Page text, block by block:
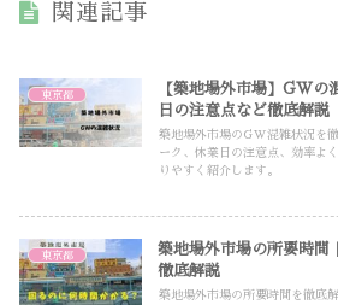
関連記事
東京都
【築地場外市場】GWの
日の注意点など徹底解説
築地場外市場のGW混雑状況を
ーク、休業日の注意点、効率よ
りやすく紹介します。
東京都
築地場外市場の所要時間
徹底解説
築地場外市場の所要時間を徹底